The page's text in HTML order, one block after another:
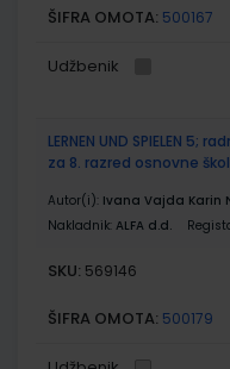
ŠIFRA OMOTA: 500167
Udžbenik
LERNEN UND SPIELEN
za 8. razred osnovne
Autor(i): Ivana Vajda Karin
Nakladnik: ALFA d.d.
SKU: 569146
ŠIFRA OMOTA: 500179